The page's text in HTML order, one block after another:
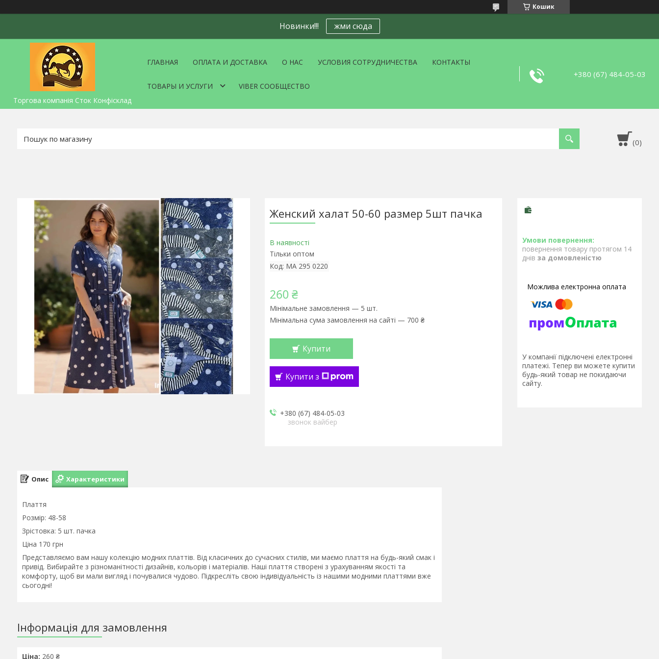
Кошик
Новинки!!! жми сюда
Торгова компанія Сток Конфісклад
ГЛАВНАЯ ОПЛАТА И ДОСТАВКА О НАС УСЛОВИЯ СОТРУДНИЧЕСТВА КОНТАКТЫ
ТОВАРЫ И УСЛУГИ VIBER СООБЩЕСТВО
+380 (67) 484-05-03
Женский халат 50-60 размер 5шт пачка
В наявності
Тільки оптом
Код: MA 295 0220
260 ₴
Мінімальне замовлення — 5 шт.
Мінімальна сума замовлення на сайті — 700 ₴
Купити
Купити з
+380 (67) 484-05-03
звонок вайбер
повернення товару протягом 14
днів за домовленістю
У компанії підключені електронні
платежі. Тепер ви можете купити
будь-який товар не покидаючи
сайту.
Опис Характеристики
Плаття
Розмір: 48-58
Зрістовка: 5 шт. пачка
Ціна 170 грн
Представляємо вам нашу колекцію модних платтів. Від класичних до сучасних стилів, ми маємо плаття на будь-який смак і
привід. Вибирайте з різноманітності дизайнів, кольорів і матеріалів. Наші плаття створені з урахуванням якості та
комфорту, щоб ви мали вигляд і почувалися чудово. Підкресліть свою індивідуальність із нашими модними платтями вже
сьогодні!
Інформація для замовлення
Ціна: 260 ₴